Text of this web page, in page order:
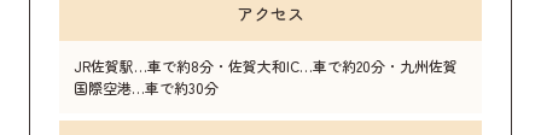
アクセス
JR佐賀駅…車で約8分・佐賀大和IC…車で約20分・九州佐賀
国際空港…車で約30分